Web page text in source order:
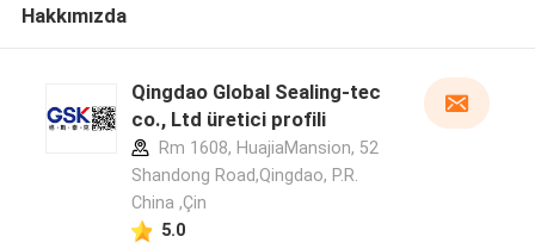
Hakkımızda
Qingdao Global Sealing-tec
co., Ltd üretici profili
Rm 1608, HuajiaMansion, 52
Shandong Road,Qingdao, P.R.
China ,Çin
5.0